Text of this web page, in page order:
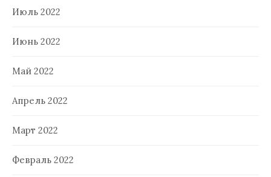
Июль 2022
Июнь 2022
Май 2022
Апрель 2022
Март 2022
Февраль 2022